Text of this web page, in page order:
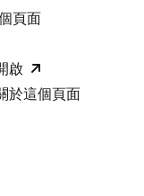
頁面
啟
這個頁面